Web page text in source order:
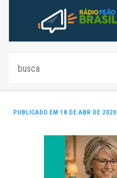
PUBLICADO EM 18 DE ABR DE 2020